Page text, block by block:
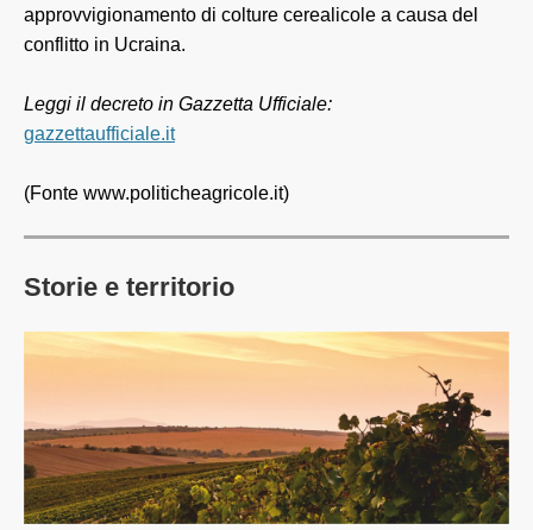
approvvigionamento di colture cerealicole a causa del
conflitto in Ucraina.
Leggi il decreto in Gazzetta Ufficiale:
gazzettaufficiale.it
(Fonte www.politicheagricole.it)
Storie e territorio